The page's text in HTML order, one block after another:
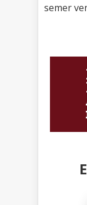
semer